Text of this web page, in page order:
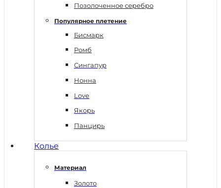
Позолоченное серебро
Популярное плетение
Бисмарк
Ромб
Сингапур
Нонна
Love
Якорь
Панцирь
Колье
Материал
Золото